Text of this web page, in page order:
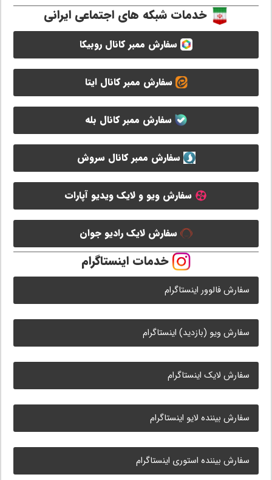
خدمات شبکه های اجتماعی ایرانی
سفارش ممبر کانال روبیکا
سفارش ممبر کانال ایتا
سفارش ممبر کانال بله
سفارش ممبر کانال سروش
سفارش ویو و لایک ویدیو آپارات
سفارش لایک رادیو جوان
خدمات اینستاگرام
سفارش فالوور اینستاگرام
سفارش ویو (بازدید) اینستاگرام
سفارش لایک اینستاگرام
سفارش بیننده لایو اینستاگرام
سفارش بیننده استوری اینستاگرام